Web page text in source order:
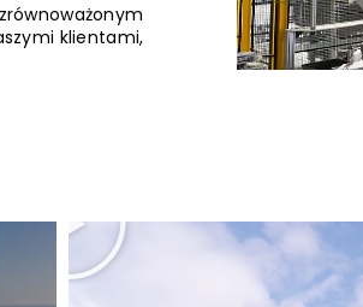
klientami,